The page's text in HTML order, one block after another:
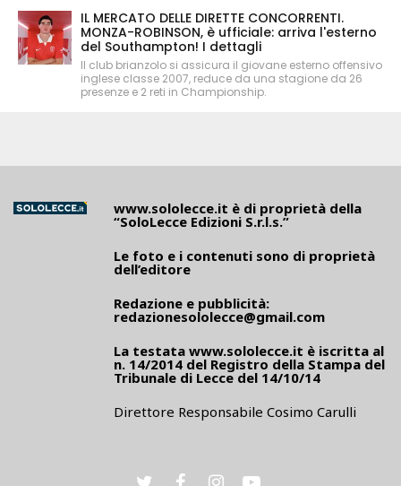
IL MERCATO DELLE DIRETTE CONCORRENTI.
MONZA-ROBINSON, è ufficiale: arriva l'esterno
del Southampton! I dettagli
Il club brianzolo si assicura il giovane esterno offensivo
inglese classe 2007, reduce da una stagione da 26
presenze e 2 reti in Championship.
www.sololecce.it è di proprietà della
“SoloLecce Edizioni S.r.l.s.”
Le foto e i contenuti sono di proprietà
dell’editore
Redazione e pubblicità:
redazionesololecce@gmail.com
La testata www.sololecce.it è iscritta al
n. 14/2014 del Registro della Stampa del
Tribunale di Lecce del 14/10/14
Direttore Responsabile Cosimo Carulli